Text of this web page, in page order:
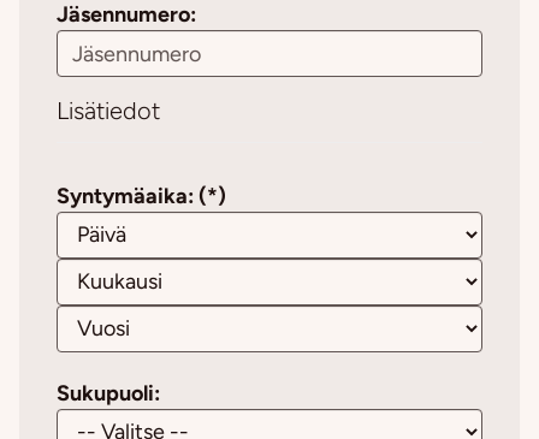
Jäsennumero:
Lisätiedot
Syntymäaika: (*)
Sukupuoli: